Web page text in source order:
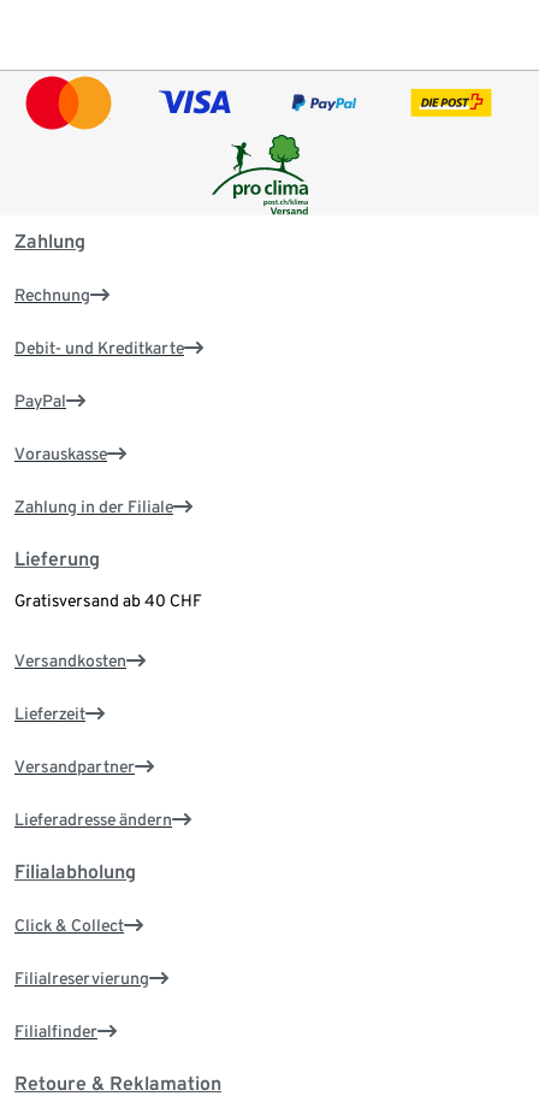
Zahlung
Rechnung
Debit- und Kreditkarte
PayPal
Vorauskasse
Zahlung in der Filiale
Lieferung
Gratisversand ab 40 CHF
Versandkosten
Lieferzeit
Versandpartner
Lieferadresse ändern
Filialabholung
Click & Collect
Filialreservierung
Filialfinder
Retoure & Reklamation